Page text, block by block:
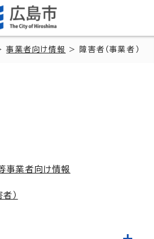
事業者向け情報 > 障害者（事業者）
事業者向け情報
）